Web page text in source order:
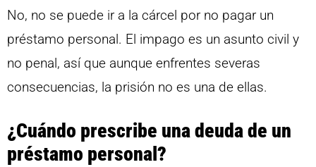
No, no se puede ir a la cárcel por no pagar un
préstamo personal. El impago es un asunto civil y
no penal, así que aunque enfrentes severas
consecuencias, la prisión no es una de ellas.
¿Cuándo prescribe una deuda de un
préstamo personal?